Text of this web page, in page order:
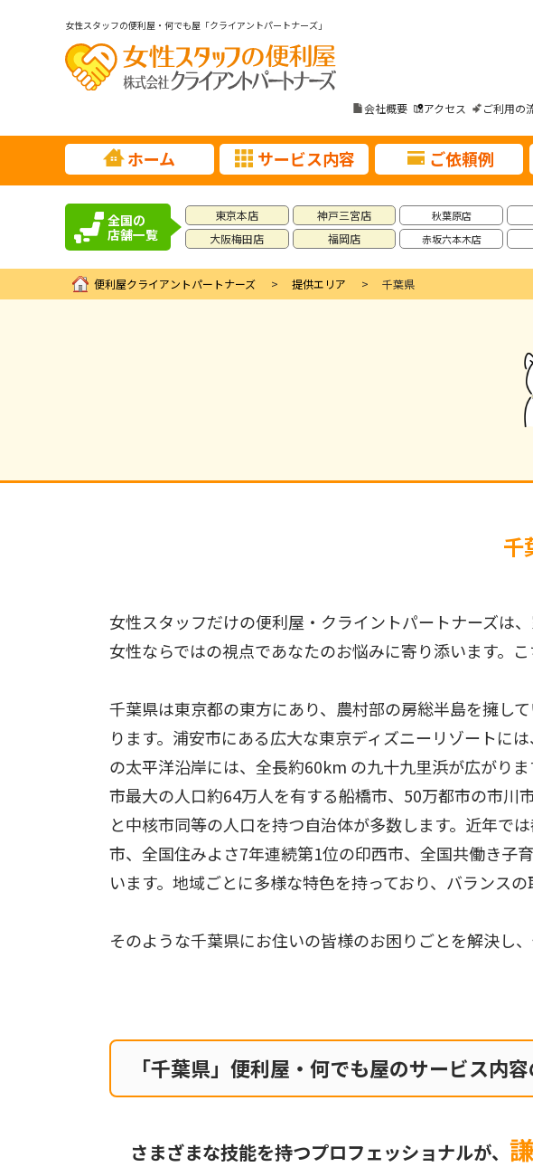
女性スタッフの便利屋・何でも屋「クライアントパートナーズ」
会社概要 アクセス ご利用の
ホーム サービス内容 ご依頼例
全国の
店舗一覧
東京本店
大阪梅田店
神戸三宮店
福岡店
秋葉原店
赤坂六本木店
便利屋クライアントパートナーズ 提供エリア 千葉県
千
女性スタッフだけの便利屋・クライントパートナーズは
女性ならではの視点であなたのお悩みに寄り添います。
千葉県は東京都の東方にあり、農村部の房総半島を擁し
ります。浦安市にある広大な東京ディズニーリゾートに
の太平洋沿岸には、全長約60km の九十九里浜が広がり
市最大の人口約64万人を有する船橋市、50万都市の市
と中核市同等の人口を持つ自治体が多数します。近年で
市、全国住みよさ7年連続第1位の印西市、全国共働き子
います。地域ごとに多様な特色を持っており、バランス
そのような千葉県にお住いの皆様のお困りごとを解決し
「千葉県」便利屋・何でも屋のサービス内
さまざまな技能を持つプロフェッショナルが、